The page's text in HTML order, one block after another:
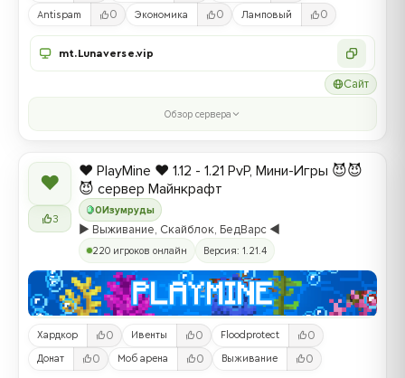
Antispam 0 Экономика 0 Ламповый 0
mt.Lunaverse.vip
Сайт
Обзор сервера
❤
3
0Изумруды
❤️ PlayMine ❤️ 1.12 - 1.21 PvP, Мини-Игры 😈😈
😈 сервер Майнкрафт
▶️ Выживание, Скайблок, БедВарс ◀️
220 игроков онлайн Версия: 1.21.4
Хардкор 0 Ивенты 0 Floodprotect 0
Донат 0 Моб арена 0 Выживание 0